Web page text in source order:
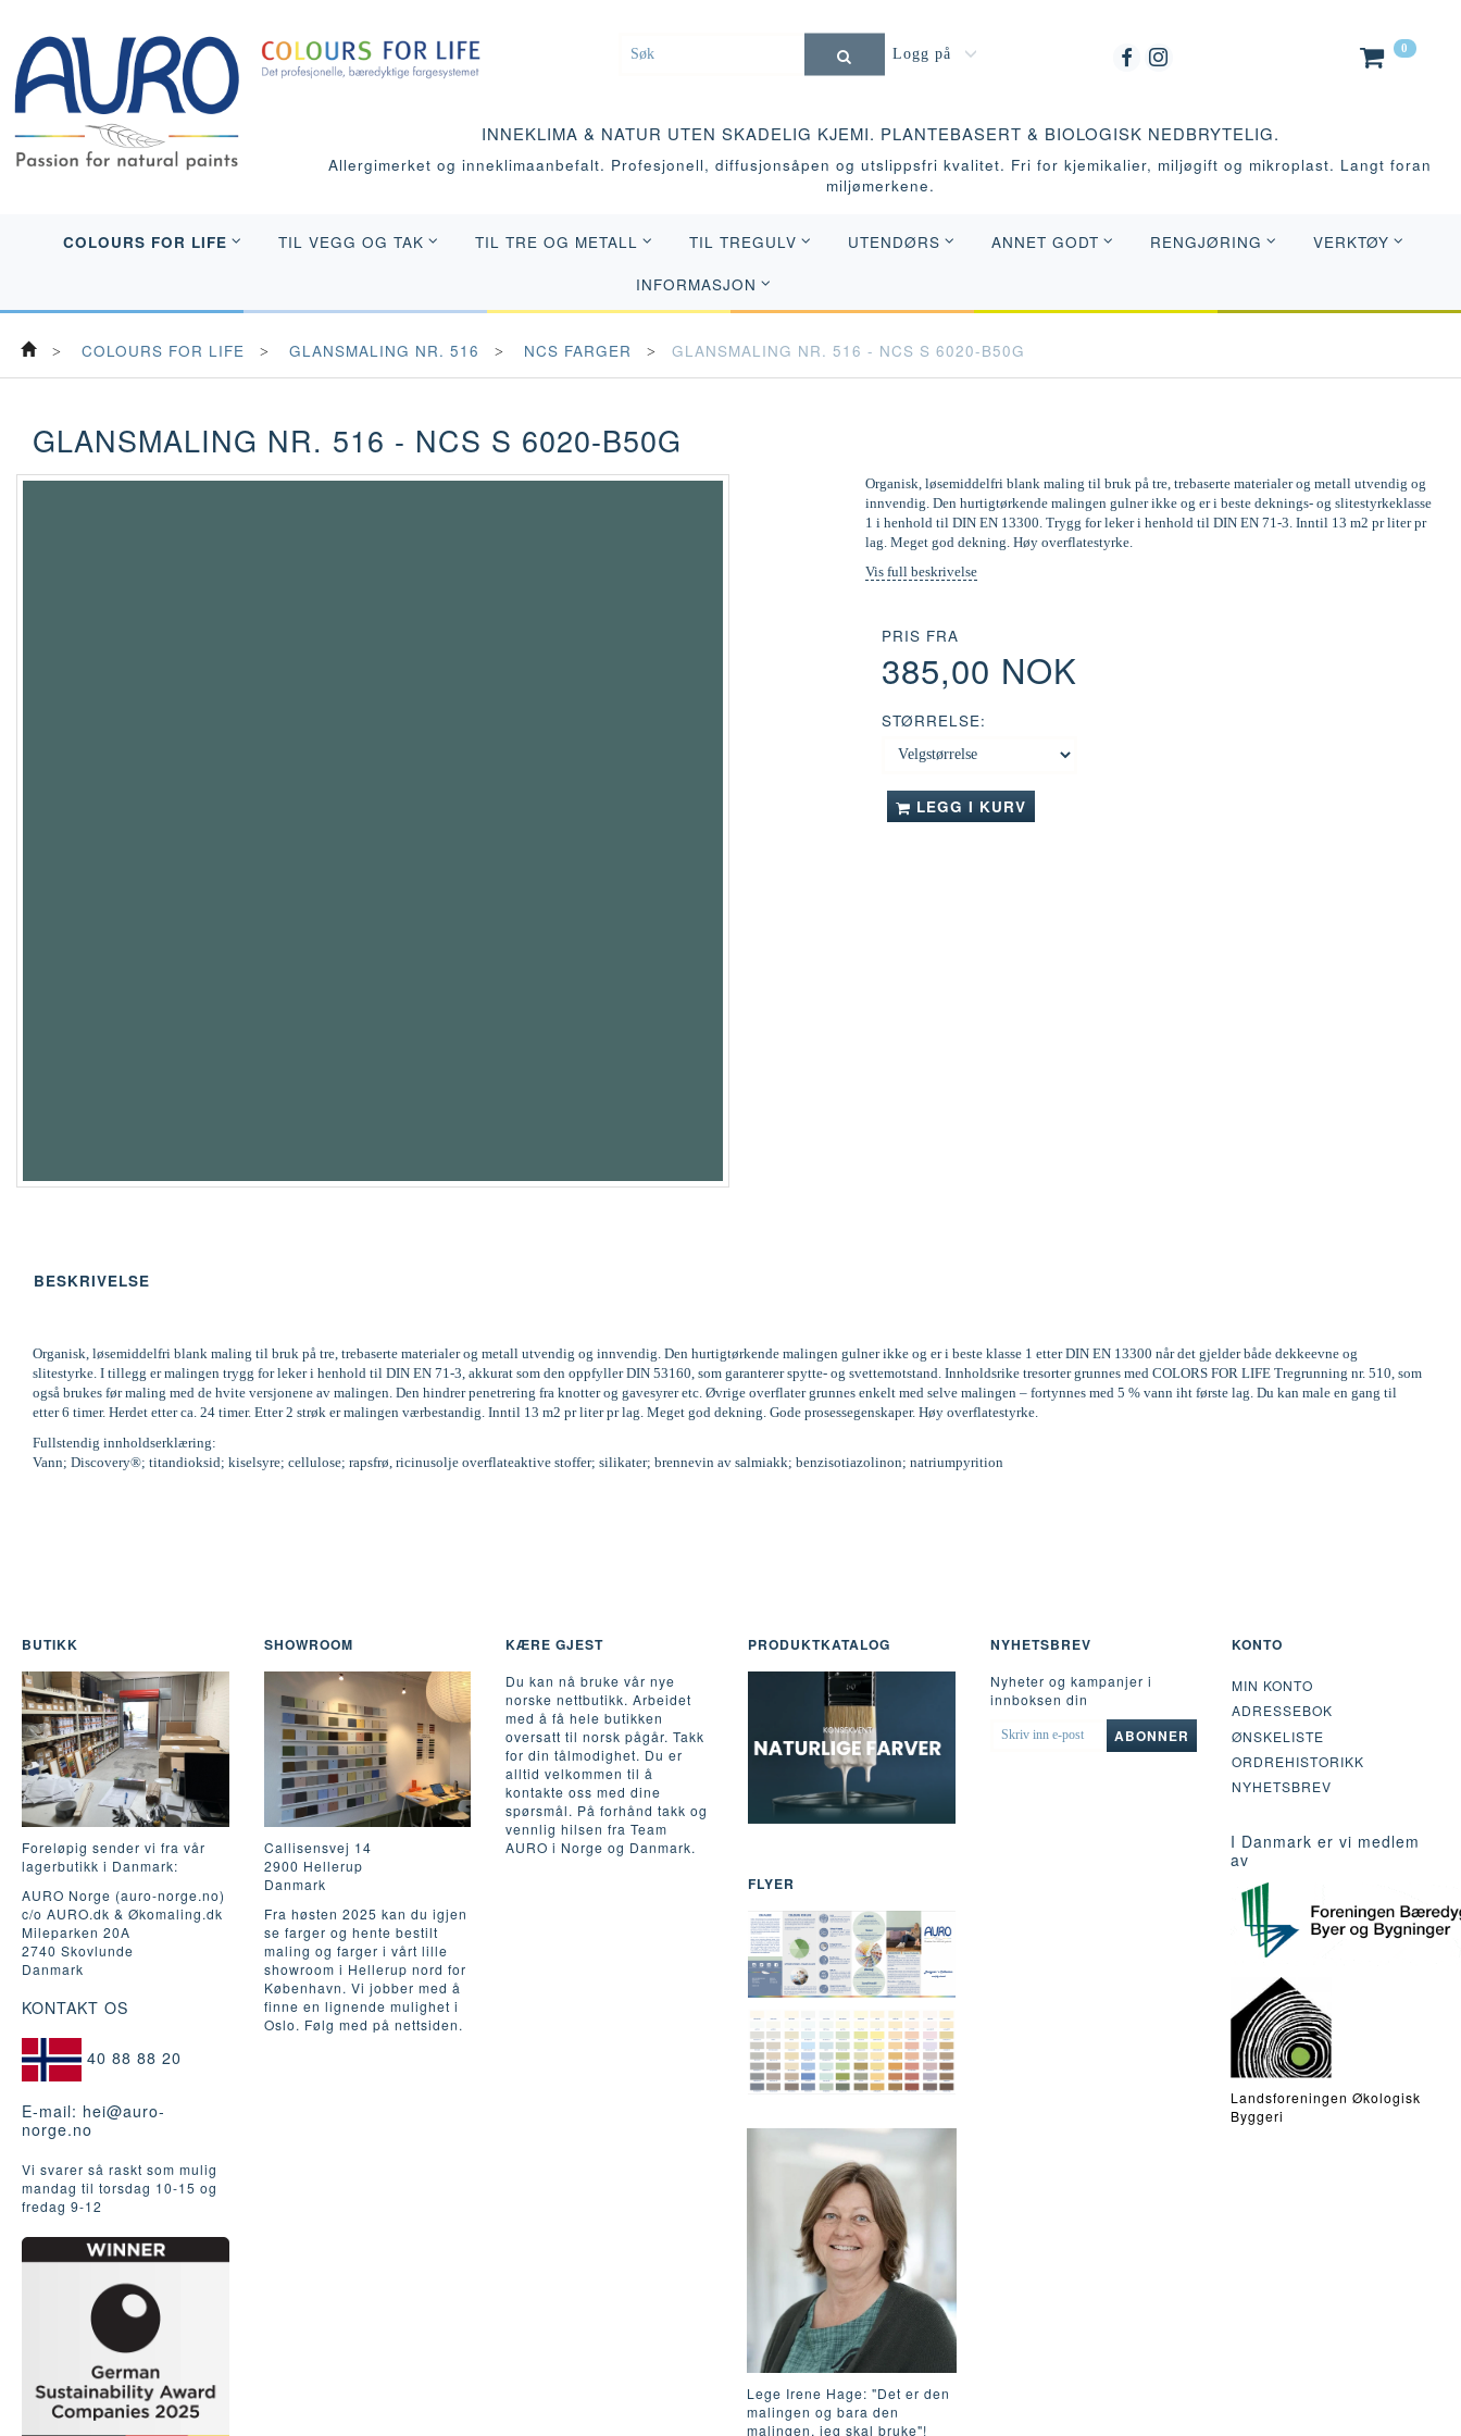
0
Logg på
INNEKLIMA & NATUR UTEN SKADELIG KJEMI. PLANTEBASERT & BIOLOGISK NEDBRYTELIG.
Allergimerket og inneklimaanbefalt. Profesjonell, diffusjonsåpen og utslippsfri kvalitet. Fri for kjemikalier, miljøgift og mikroplast. Langt foran
miljømerkene.
COLOURS FOR LIFE TIL VEGG OG TAK TIL TRE OG METALL TIL TREGULV UTENDØRS ANNET GODT RENGJØRING VERKTØY
INFORMASJON
COLOURS FOR LIFE GLANSMALING NR. 516 NCS FARGER GLANSMALING NR. 516 - NCS S 6020-B50G
GLANSMALING NR. 516 - NCS S 6020-B50G
Organisk, løsemiddelfri blank maling til bruk på tre, trebaserte materialer og metall utvendig og
innvendig. Den hurtigtørkende malingen gulner ikke og er i beste deknings- og slitestyrkeklasse
1 i henhold til DIN EN 13300. Trygg for leker i henhold til DIN EN 71-3. Inntil 13 m2 pr liter pr
lag. Meget god dekning. Høy overflatestyrke.
Vis full beskrivelse
PRIS FRA
385,00 NOK
STØRRELSE:
LEGG I KURV
BESKRIVELSE
Organisk, løsemiddelfri blank maling til bruk på tre, trebaserte materialer og metall utvendig og innvendig. Den hurtigtørkende malingen gulner ikke og er i beste klasse 1 etter DIN EN 13300 når det gjelder både dekkeevne og
slitestyrke. I tillegg er malingen trygg for leker i henhold til DIN EN 71-3, akkurat som den oppfyller DIN 53160, som garanterer spytte- og svettemotstand. Innholdsrike tresorter grunnes med COLORS FOR LIFE Tregrunning nr. 510, som
også brukes før maling med de hvite versjonene av malingen. Den hindrer penetrering fra knotter og gavesyrer etc. Øvrige overflater grunnes enkelt med selve malingen – fortynnes med 5 % vann iht første lag. Du kan male en gang til
etter 6 timer. Herdet etter ca. 24 timer. Etter 2 strøk er malingen værbestandig. Inntil 13 m2 pr liter pr lag. Meget god dekning. Gode prosessegenskaper. Høy overflatestyrke.
Fullstendig innholdserklæring:
Vann; Discovery®; titandioksid; kiselsyre; cellulose; rapsfrø, ricinusolje overflateaktive stoffer; silikater; brennevin av salmiakk; benzisotiazolinon; natriumpyrition
BUTIKK
Foreløpig sender vi fra vår
lagerbutikk i Danmark:
AURO Norge (auro-norge.no)
c/o AURO.dk & Økomaling.dk
Mileparken 20A
2740 Skovlunde
Danmark
KONTAKT OS
40 88 88 20
E-mail: hei@auro-
norge.no
Vi svarer så raskt som mulig
mandag til torsdag 10-15 og
fredag ​​9-12
SHOWROOM
Callisensvej 14
2900 Hellerup
Danmark
Fra høsten 2025 kan du igjen
se farger og hente bestilt
maling og farger i vårt lille
showroom i Hellerup nord for
København. Vi jobber med å
finne en lignende mulighet i
Oslo. Følg med på nettsiden.
KÆRE GJEST
Du kan nå bruke vår nye
norske nettbutikk. Arbeidet
med å få hele butikken
oversatt til norsk pågår. Takk
for din tålmodighet. Du er
alltid velkommen til å
kontakte oss med dine
spørsmål. På forhånd takk og
vennlig hilsen fra Team
AURO i Norge og Danmark.
PRODUKTKATALOG
FLYER
Lege Irene Hage: "Det er den
malingen og bara den
malingen, jeg skal bruke"!
NYHETSBREV
Nyheter og kampanjer i
innboksen din
SKRIV
ABONNER
KONTO
MIN KONTO
ADRESSEBOK
ØNSKELISTE
ORDREHISTORIKK
NYHETSBREV
I Danmark er vi medlem
av
Landsforeningen Økologisk
Byggeri